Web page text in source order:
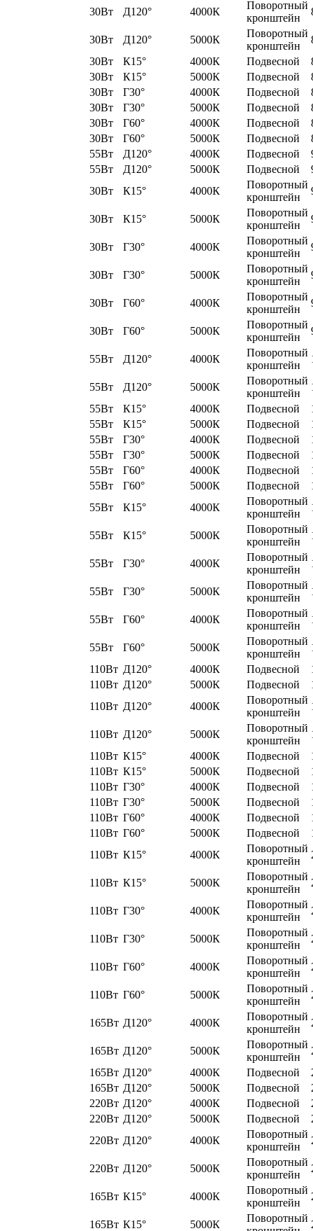
30Вт
Д120° 4000К
Поворотный
кронштейн
30Вт Д120° 5000К
Поворотный
кронштейн
30Вт
К15° 4000К Подвесной
30Вт
К15° 5000К Подвесной
30Вт
Г30° 4000К Подвесной
30Вт
Г30° 5000К Подвесной
30Вт
Г60° 4000К Подвесной
30Вт
Г60° 5000К Подвесной
55Вт
Д120° 4000К Подвесной
55Вт
Д120° 5000К Подвесной
30Вт
К15° 4000К
Поворотный
кронштейн
30Вт К15° 5000К
Поворотный
кронштейн
30Вт Г30° 4000К
Поворотный
кронштейн
30Вт Г30° 5000К
Поворотный
кронштейн
30Вт Г60° 4000К
Поворотный
кронштейн
30Вт Г60° 5000К
Поворотный
кронштейн
55Вт Д120° 4000К
Поворотный
кронштейн
55Вт Д120° 5000К
Поворотный
кронштейн
55Вт
К15° 4000К Подвесной
55Вт
К15° 5000К Подвесной
55Вт
Г30° 4000К Подвесной
55Вт
Г30° 5000К Подвесной
55Вт
Г60° 4000К Подвесной
55Вт
Г60° 5000К Подвесной
55Вт
К15° 4000К
Поворотный
кронштейн
55Вт К15° 5000К
Поворотный
кронштейн
55Вт Г30° 4000К
Поворотный
кронштейн
55Вт Г30° 5000К
Поворотный
кронштейн
55Вт Г60° 4000К
Поворотный
кронштейн
55Вт Г60° 5000К
Поворотный
кронштейн
110Вт Д120° 4000К Подвесной
110Вт Д120° 5000К Подвесной
110Вт Д120° 4000К
Поворотный
кронштейн
110Вт Д120° 5000К
Поворотный
кронштейн
110Вт К15° 4000К Подвесной
110Вт К15° 5000К Подвесной
110Вт Г30° 4000К Подвесной
110Вт Г30° 5000К Подвесной
110Вт Г60° 4000К Подвесной
110Вт Г60° 5000К Подвесной
110Вт К15° 4000К
Поворотный
кронштейн
110Вт К15° 5000К
Поворотный
кронштейн
110Вт Г30° 4000К
Поворотный
кронштейн
110Вт Г30° 5000К
Поворотный
кронштейн
110Вт Г60° 4000К
Поворотный
кронштейн
110Вт Г60° 5000К
Поворотный
кронштейн
165Вт Д120° 4000К
Поворотный
кронштейн
165Вт Д120° 5000К
Поворотный
кронштейн
165Вт Д120° 4000К Подвесной
165Вт Д120° 5000К Подвесной
220Вт Д120° 4000К Подвесной
220Вт Д120° 5000К Подвесной
220Вт Д120° 4000К
Поворотный
кронштейн
220Вт Д120° 5000К
Поворотный
кронштейн
165Вт К15° 4000К
Поворотный
кронштейн
165Вт К15° 5000К
Поворотный